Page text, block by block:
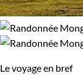
Le voyage en bref